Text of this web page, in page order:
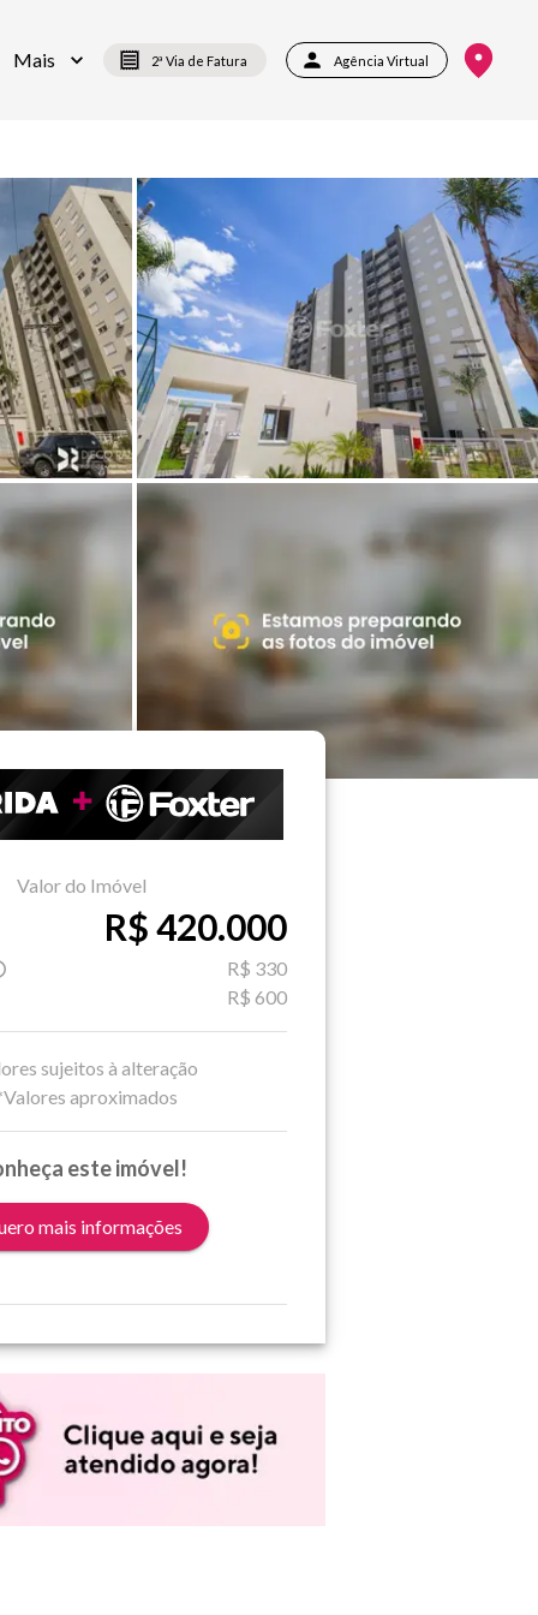
Mais 2ª Via de Fatura Agência Virtual
Valor do Imóvel
R$ 420.000
R$ 330
R$ 600
sujeitos à alteração
aproximados
este imóvel!
mais informações